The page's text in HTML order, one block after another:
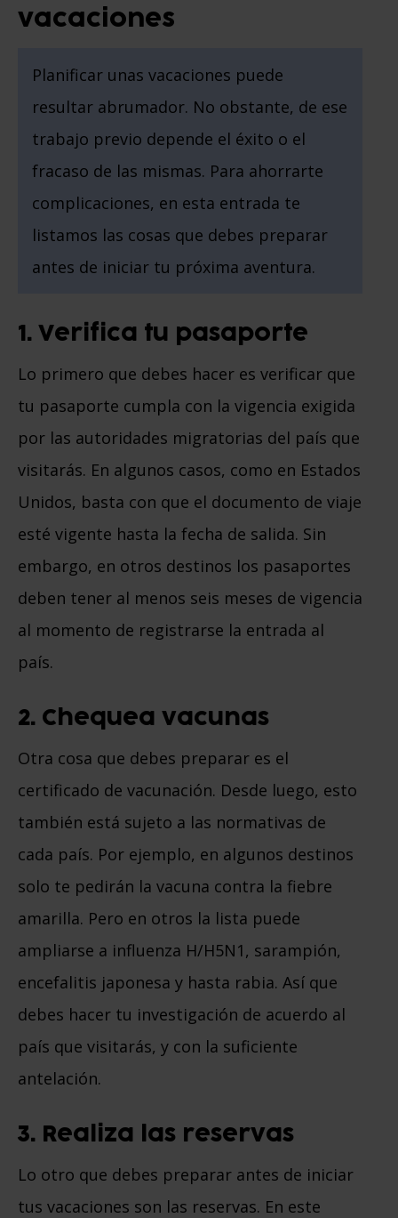
vacaciones
Planificar unas vacaciones puede
resultar abrumador. No obstante, de ese
trabajo previo depende el éxito o el
fracaso de las mismas. Para ahorrarte
complicaciones, en esta entrada te
listamos las cosas que debes preparar
antes de iniciar tu próxima aventura.
1. Verifica tu pasaporte
Lo primero que debes hacer es verificar que
tu pasaporte cumpla con la vigencia exigida
por las autoridades migratorias del país que
visitarás. En algunos casos, como en Estados
Unidos, basta con que el documento de viaje
esté vigente hasta la fecha de salida. Sin
embargo, en otros destinos los pasaportes
deben tener al menos seis meses de vigencia
al momento de registrarse la entrada al
país.
2. Chequea vacunas
Otra cosa que debes preparar es el
certificado de vacunación. Desde luego, esto
también está sujeto a las normativas de
cada país. Por ejemplo, en algunos destinos
solo te pedirán la vacuna contra la fiebre
amarilla. Pero en otros la lista puede
ampliarse a influenza H/H5N1, sarampión,
encefalitis japonesa y hasta rabia. Así que
debes hacer tu investigación de acuerdo al
país que visitarás, y con la suficiente
antelación.
3. Realiza las reservas
Lo otro que debes preparar antes de iniciar
tus vacaciones son las reservas. En este